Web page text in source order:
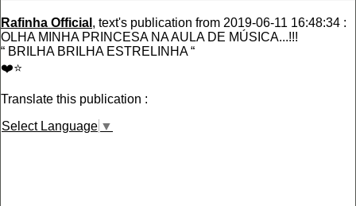
Rafinha Official , text's publication from 2019-06-11 16:48:34 :
OLHA MINHA PRINCESA NA AULA DE MÚSICA...!!!
“ BRILHA BRILHA ESTRELINHA “
❤️⭐️
Translate this publication :
Select Language ▼